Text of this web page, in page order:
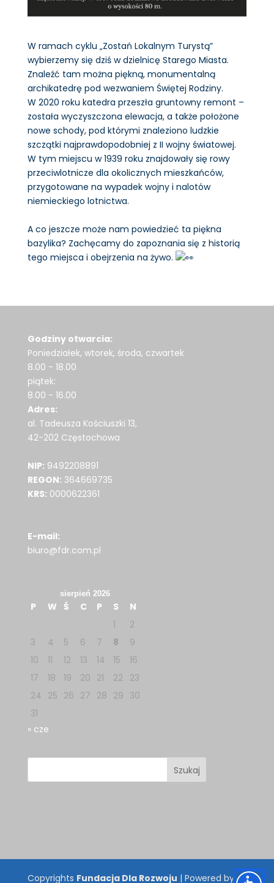
W ramach cyklu „Zostań Lokalnym Turystą”
wybierzemy się dziś w dzielnicę Starego Miasta.
Znaleźć tam można piękną, monumentalną
archikatedrę pod wezwaniem Świętej Rodziny.
W 2020 roku katedra przeszła gruntowny remont –
została wyczyszczona elewacja, a także położone
nowe schody, pod którymi znaleziono ludzkie
szczątki najprawdopodobniej z II wojny światowej.
W tym miejscu w 1939 roku znajdowały się rowy
przeciwlotnicze dla okolicznych mieszkańców,
przygotowane na wypadek wojny i nalotów
niemieckiego lotnictwa.
A co jeszcze może nam powiedzieć ta piękna
bazylika? Zachęcamy do zapoznania się z historią
tego miejsca i obejrzenia na żywo.
Godziny otwarcia:
Poniedziałek, wtorek, środa, czwartek
8.00 - 18.00
piątek:
8.00 - 16.00
Adres:
al. Tadeusza Kościuszki 13,
42-202 Częstochowa
NIP: 9492208891
REGON: 364669735
KRS: 0000622361
E-mail:
biuro@fdr.com.pl
sierpień 2026
P W Ś C P S
N
1
2
3
4 5 6 7 8
9
10
11 12 13 14 15
16
17
18 19 20 21 22
23
24 25 26 27 28 29 30
31
« cze
Copyrights Fundacja Dla Rozwoju | Powered by